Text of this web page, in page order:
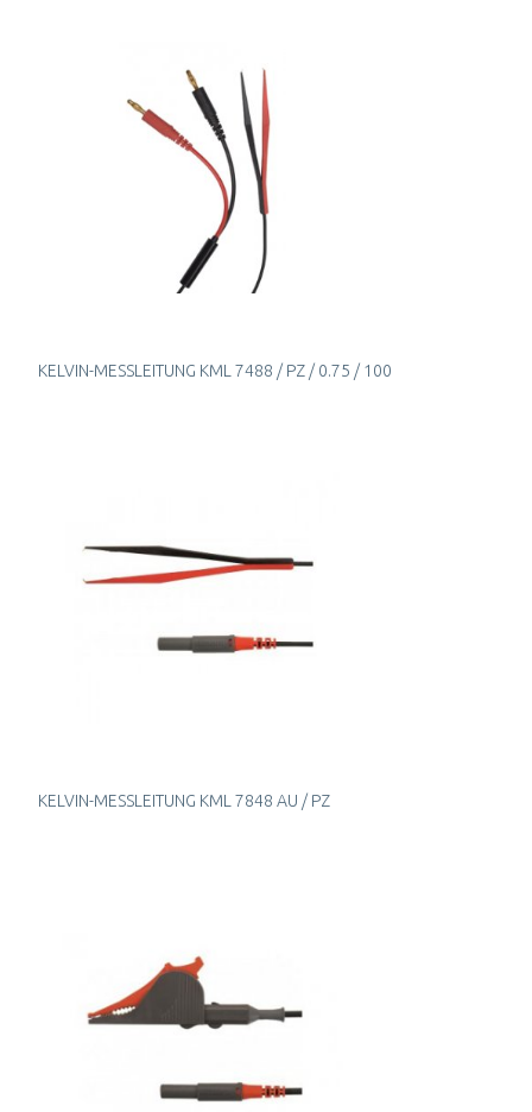
KELVIN-MESSLEITUNG KML 7488 / PZ / 0.75 / 100
KELVIN-MESSLEITUNG KML 7848 AU / PZ